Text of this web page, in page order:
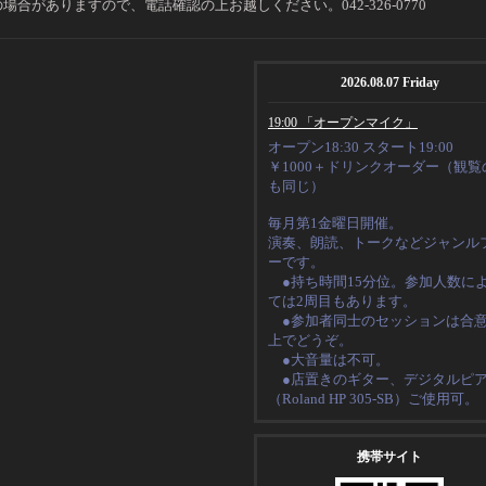
合がありますので、電話確認の上お越しください。042-326-0770
2026.08.07 Friday
19:00 「オープンマイク」
オープン18:30 スタート19:00
￥1000＋ドリンクオーダー（観覧
も同じ）
毎月第1金曜日開催。
演奏、朗読、トークなどジャンル
ーです。
●持ち時間15分位。 参加人数に
ては2周目もあります。
●参加者同士のセッションは合
上でどうぞ。
●大音量は不可。
●店置きのギター、デジタルピ
（Roland HP 305-SB ）ご使用可。
携帯サイト